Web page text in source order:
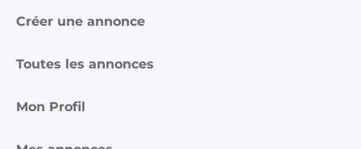
Créer une annonce
Toutes les annonces
Mon Profil